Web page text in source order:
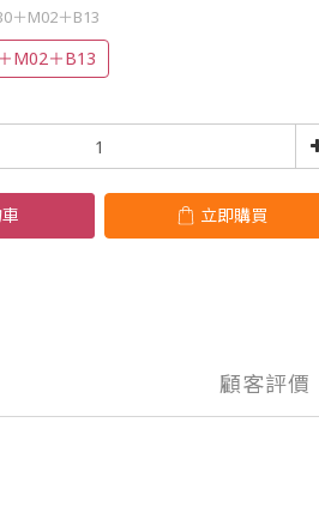
＋M02＋B13
M02＋B13
立即購買
顧客評價